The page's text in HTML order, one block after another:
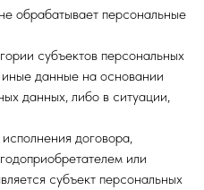
обрабатывает персональные
субъектов персональных
данные на основании
данных, либо в ситуации,
договора,
или
субъект персональных